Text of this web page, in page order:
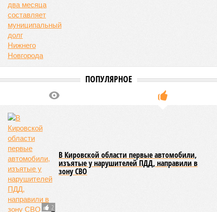
ПОПУЛЯРНОЕ
2
В Кировской области первые автомобили,
изъятые у нарушителей ПДД, направили в
зону СВО